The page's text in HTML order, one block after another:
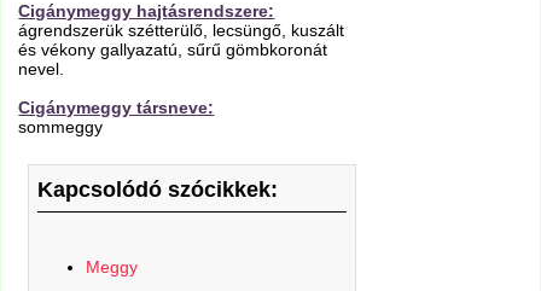
Cigánymeggy hajtásrendszere:
ágrendszerük szétterülő, lecsüngő, kuszált
és vékony gallyazatú, sűrű gömbkoronát
nevel.
Cigánymeggy társneve:
sommeggy
Kapcsolódó szócikkek:
Meggy